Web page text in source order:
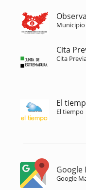
Cita
Cita
El
El tiempo
Google
Google